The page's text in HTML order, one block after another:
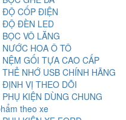
ĐỘ CỐP ĐIỆN
ĐỘ ĐÈN LED
BỌC VÔ LĂNG
NƯỚC HOA Ô TÔ
NỆM GỐI TỰA CAO CẤP
THẺ NHỚ USB CHÍNH HÃNG
ĐỊNH VỊ THEO DÕI
PHỤ KIỆN DÙNG CHUNG
theo xe